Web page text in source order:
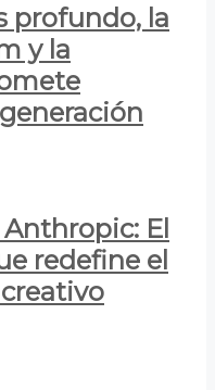
profundo, la
y la
El
redefine el